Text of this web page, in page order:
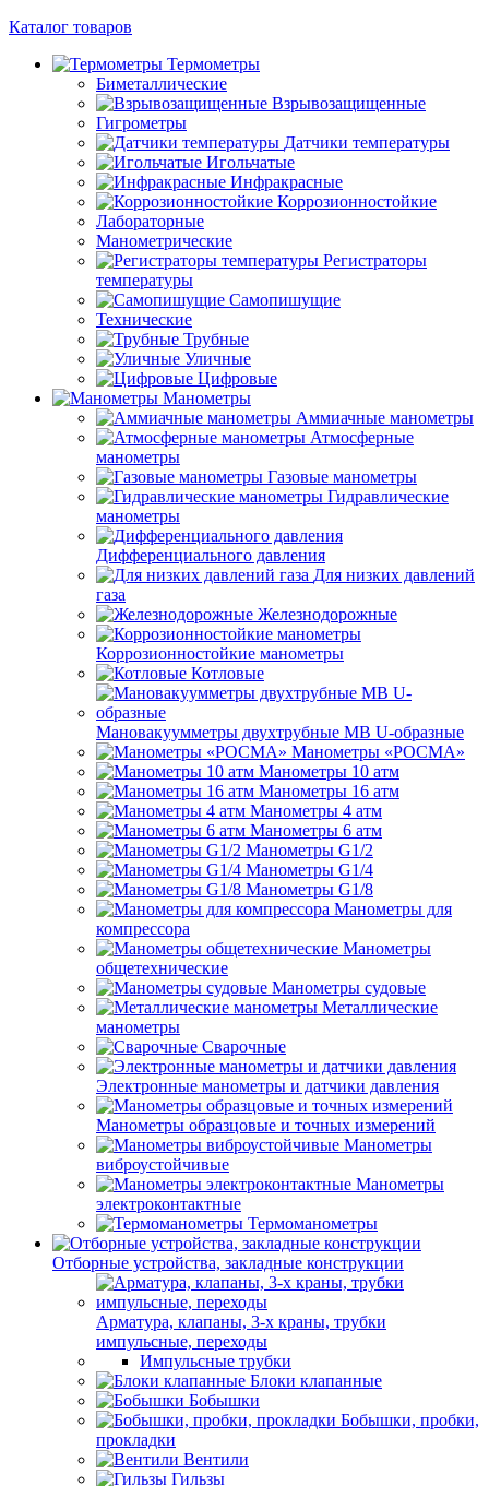
Каталог товаров
Термометры
Биметаллические
Взрывозащищенные
Гигрометры
Датчики температуры
Игольчатые
Инфракрасные
Коррозионностойкие
Лабораторные
Манометрические
Регистраторы
температуры
Самопишущие
Технические
Трубные
Уличные
Цифровые
Манометры
Аммиачные манометры
Атмосферные
манометры
Газовые манометры
Гидравлические
манометры
Дифференциального давления
Для низких давлений
газа
Железнодорожные
Коррозионностойкие манометры
Котловые
Мановакуумметры двухтрубные МВ U-образные
Манометры «РОСМА»
Манометры 10 атм
Манометры 16 атм
Манометры 4 атм
Манометры 6 атм
Манометры G1/2
Манометры G1/4
Манометры G1/8
Манометры для
компрессора
Манометры
общетехнические
Манометры судовые
Металлические
манометры
Сварочные
Электронные манометры и датчики давления
Манометры образцовые и точных измерений
Манометры
виброустойчивые
Манометры
электроконтактные
Термоманометры
Отборные устройства, закладные конструкции
Арматура, клапаны, 3-х краны, трубки
импульсные, переходы
Импульсные трубки
Блоки клапанные
Бобышки
Бобышки, пробки,
прокладки
Вентили
Гильзы